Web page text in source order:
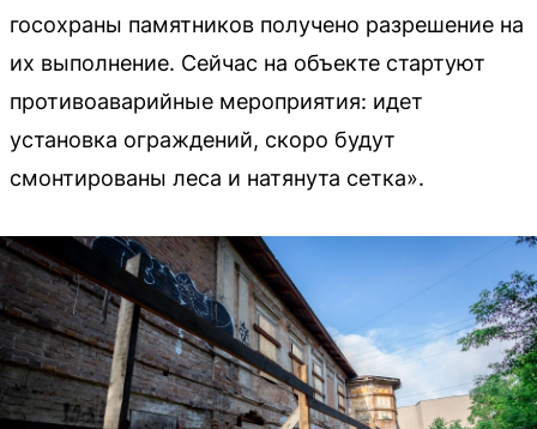
госохраны памятников получено разрешение на
их выполнение. Сейчас на объекте стартуют
противоаварийные мероприятия: идет
установка ограждений, скоро будут
смонтированы леса и натянута сетка».